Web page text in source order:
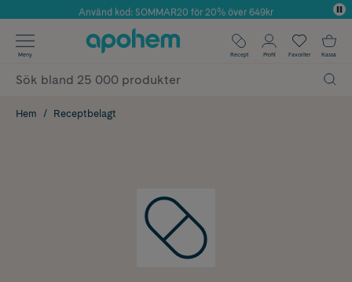
Årets Butik 2025 inom Skönhet
Använd kod: SOMMAR20 för 20% över 649kr
✓ Fri frakt
✓ Poäng på alla köp*
Meny Recept Profil Favoriter Kassa
Hem Receptbelagt